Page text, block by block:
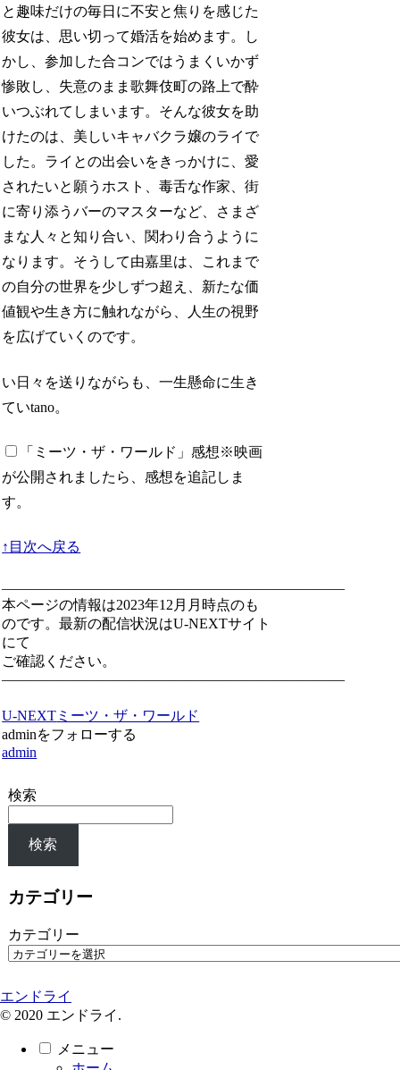
と趣味だけの毎日に不安と焦りを感じた
彼女は、思い切って婚活を始めます。し
かし、参加した合コンではうまくいかず
惨敗し、失意のまま歌舞伎町の路上で酔
いつぶれてしまいます。そんな彼女を助
けたのは、美しいキャバクラ嬢のライで
した。ライとの出会いをきっかけに、愛
されたいと願うホスト、毒舌な作家、街
に寄り添うバーのマスターなど、さまざ
まな人々と知り合い、関わり合うように
なります。そうして由嘉里は、これまで
の自分の世界を少しずつ超え、新たな価
値観や生き方に触れながら、人生の視野
を広げていくのです。
い日々を送りながらも、一生懸命に生き
ていtano。
「ミーツ・ザ・ワールド」感想※映画
が公開されましたら、感想を追記しま
す。
↑目次へ戻る
————————————————————————
本ページの情報は2023年12月月時点のも
のです。最新の配信状況はU-NEXTサイト
にて
ご確認ください。
————————————————————————
U-NEXT ミーツ・ザ・ワールド
adminをフォローする
admin
検索
検索
カテゴリー
カテゴリー
エンドライ
© 2020 エンドライ.
メニュー